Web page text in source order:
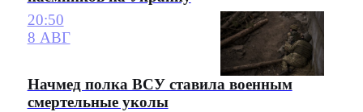
20:50
8 АВГ
Начмед полка ВСУ ставила военным
смертельные уколы